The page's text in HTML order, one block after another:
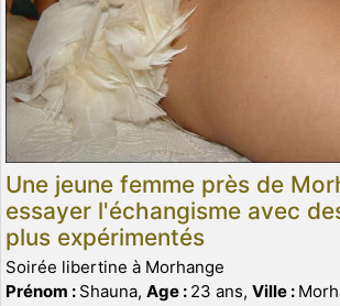
Une jeune femme près de
essayer l'échangisme avec
plus expérimentés
Soirée libertine à Morhange
Prénom : Shauna, Age : 23 ans, Ville :